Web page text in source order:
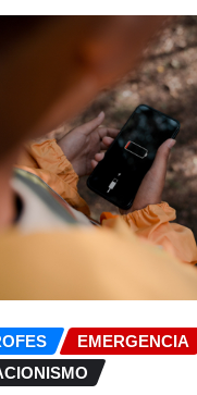
EMERGENCIA